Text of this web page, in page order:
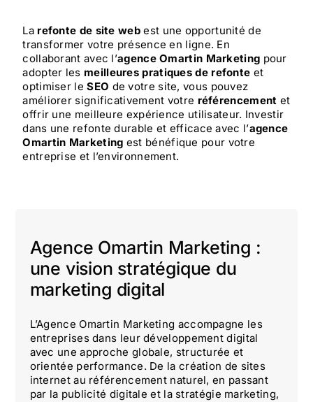
La refonte de site web est une opportunité de
transformer votre présence en ligne. En
collaborant avec l’agence Omartin Marketing pour
adopter les meilleures pratiques de refonte et
optimiser leSEO de votre site, vous pouvez
améliorer significativement votre référencement et
offrir une meilleure expérience utilisateur. Investir
dans une refonte durable et efficace avec l’agence
Omartin Marketing est bénéfique pour votre
entreprise et l’environnement.
Agence Omartin Marketing :
une vision stratégique du
marketing digital
L’Agence Omartin Marketing accompagne les
entreprises dans leur développement digital
avec une approche globale, structurée et
orientée performance. De la création de sites
internet au référencement naturel, en passant
par la publicité digitale et la stratégie marketing,